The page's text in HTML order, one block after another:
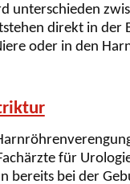
unterschieden
direkt in der
oder in den
für
bereits bei der